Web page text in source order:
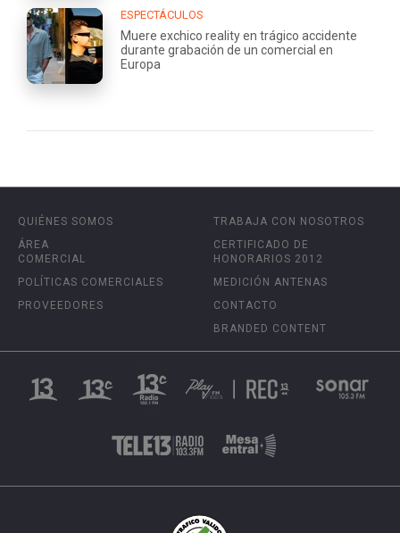
ESPECTÁCULOS
Muere exchico reality en trágico accidente
durante grabación de un comercial en
Europa
QUIÉNES SOMOS
ÁREA
COMERCIAL
POLÍTICAS COMERCIALES
PROVEEDORES
TRABAJA CON NOSOTROS
CERTIFICADO DE
HONORARIOS 2012
MEDICIÓN ANTENAS
CONTACTO
BRANDED CONTENT